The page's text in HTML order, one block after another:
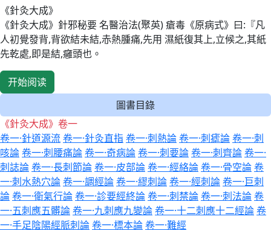
《針灸大成》
《針灸大成》針邪秘要 名醫治法(聚英) 瘡毒《原病式》曰:『凡
人初覺發背,背欲結未結,赤熱腫痛,先用 濕紙復其上,立候之,其紙
先乾處,即是結,癰頭也。
开始阅读
圖書目錄
《針灸大成》卷一
卷一·針道源流卷一·針灸直指卷一·刺熱論卷一·刺瘧論卷一·刺
咳論卷一·刺腰痛論卷一·奇病論卷一·刺要論卷一·刺齊論卷一·
刺誌論卷一·長刺節論卷一·皮部論卷一·經絡論卷一·骨空論卷
一·刺水熱穴論卷一·調經論卷一·繆刺論卷一·經刺論卷一·巨刺
論卷一·衛氣行論卷一·診要經終論卷一·刺禁論卷一·刺法論卷
一·五刺應五髒論卷一·九刺應九變論卷一·十二刺應十二經論卷
一·手足陰陽經脈刺論卷一·標本論卷一·難經